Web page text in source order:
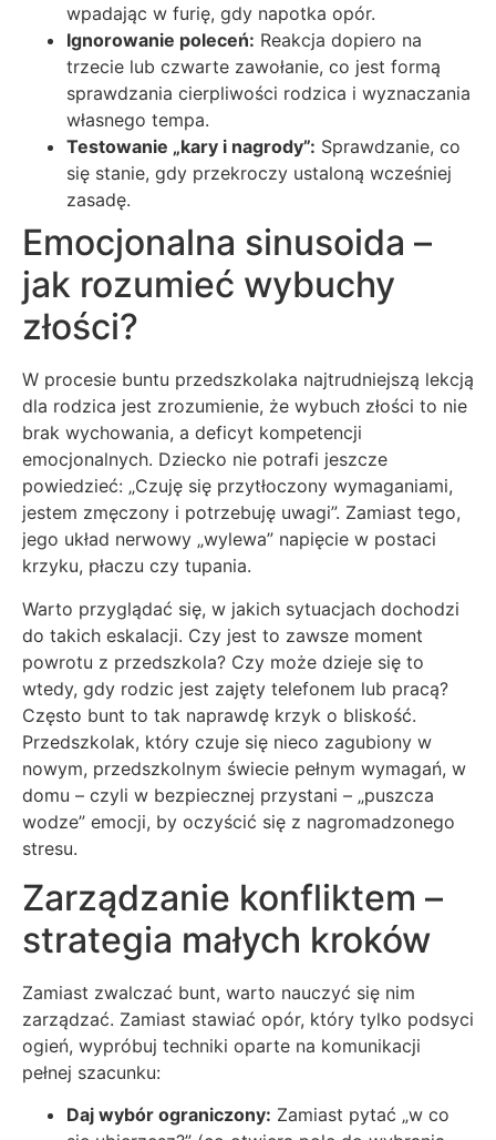
wpadając w furię, gdy napotka opór.
Ignorowanie poleceń: Reakcja dopiero na
trzecie lub czwarte zawołanie, co jest formą
sprawdzania cierpliwości rodzica i wyznaczania
własnego tempa.
Testowanie „kary i nagrody”: Sprawdzanie, co
się stanie, gdy przekroczy ustaloną wcześniej
zasadę.
Emocjonalna sinusoida –
jak rozumieć wybuchy
złości?
W procesie buntu przedszkolaka najtrudniejszą lekcją
dla rodzica jest zrozumienie, że wybuch złości to nie
brak wychowania, a deficyt kompetencji
emocjonalnych. Dziecko nie potrafi jeszcze
powiedzieć: „Czuję się przytłoczony wymaganiami,
jestem zmęczony i potrzebuję uwagi”. Zamiast tego,
jego układ nerwowy „wylewa” napięcie w postaci
krzyku, płaczu czy tupania.
Warto przyglądać się, w jakich sytuacjach dochodzi
do takich eskalacji. Czy jest to zawsze moment
powrotu z przedszkola? Czy może dzieje się to
wtedy, gdy rodzic jest zajęty telefonem lub pracą?
Często bunt to tak naprawdę krzyk o bliskość.
Przedszkolak, który czuje się nieco zagubiony w
nowym, przedszkolnym świecie pełnym wymagań, w
domu – czyli w bezpiecznej przystani – „puszcza
wodze” emocji, by oczyścić się z nagromadzonego
stresu.
Zarządzanie konfliktem –
strategia małych kroków
Zamiast zwalczać bunt, warto nauczyć się nim
zarządzać. Zamiast stawiać opór, który tylko podsyci
ogień, wypróbuj techniki oparte na komunikacji
pełnej szacunku:
Daj wybór ograniczony: Zamiast pytać „w co